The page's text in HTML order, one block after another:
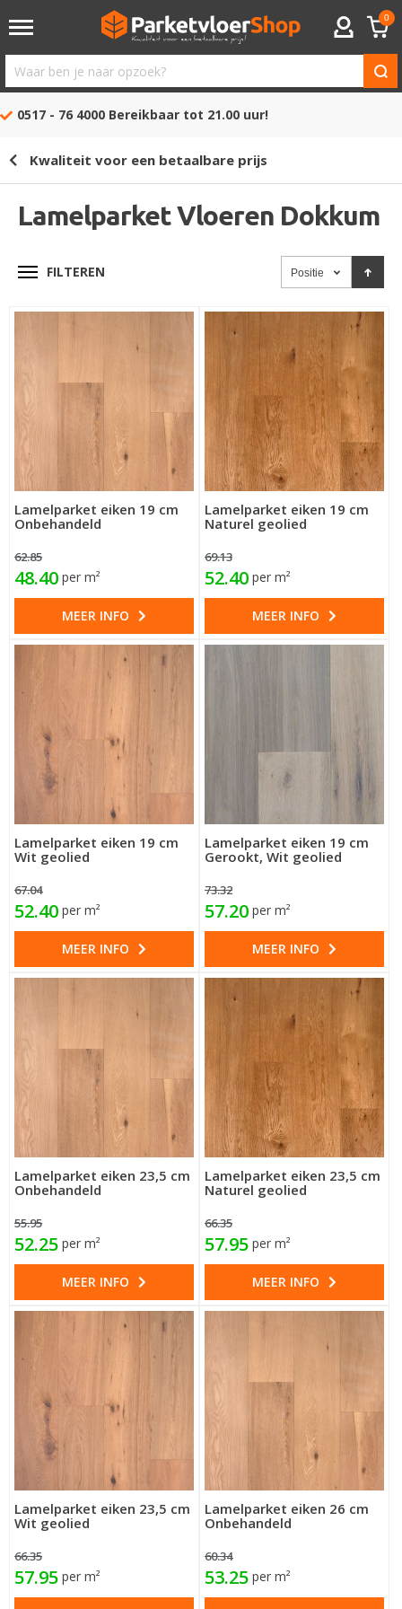
ACCOUNT
0
Waar
ben
opzoek?
0517 - 76 4000 Bereikbaar tot 21.00 uur!
Kwaliteit voor een betaalbare prijs
Lamelparket Vloeren Dokkum
FILTEREN Positie
Lamelparket eiken 19 cm
Onbehandeld
62.85
48.40 per m²
MEER INFO
Lamelparket eiken 19 cm
Naturel geolied
69.13
52.40 per m²
MEER INFO
Lamelparket eiken 19 cm
Wit geolied
67.04
52.40 per m²
MEER INFO
Lamelparket eiken 19 cm
Gerookt, Wit geolied
73.32
57.20 per m²
MEER INFO
Lamelparket eiken 23,5 cm
Onbehandeld
55.95
52.25 per m²
MEER INFO
Lamelparket eiken 23,5 cm
Naturel geolied
66.35
57.95 per m²
MEER INFO
Lamelparket eiken 23,5 cm
Wit geolied
66.35
57.95 per m²
Lamelparket eiken 26 cm
Onbehandeld
60.34
53.25 per m²